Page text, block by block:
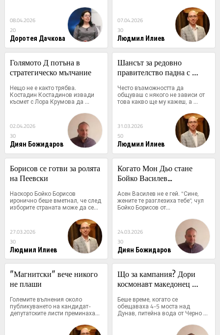
08.04.2026
20
Доротея Дачкова
07.04.2026
30
Людмил Илиев
Голямото Д потъна в
стратегическо мълчание
Нещо не е както трябва.
Костадин Костадинов извади
късмет с Лора Крумова да
02.04.2026
30
Диян Божидаров
Шансът за редовно
правителство падна с
Често възможността да
общуваш с някого не зависи от
това какво ще му кажеш, а
31.03.2026
50
Людмил Илиев
Борисов се готви за ролята
на Пеевски
Наскоро Бойко Борисов
иронично беше вметнал, че след
изборите страната може да се...
27.03.2026
30
Людмил Илиев
Когато Мон Дьо стане
Бойко Василев...
Асен Василев не е гей. "Сине,
жените те разглезиха тебе", чул
Бойко Борисов от...
24.03.2026
30
Диян Божидаров
"Магнитски" вече никого
не плаши
Големите вълнения около
публикуването на кандидат-
депутатските листи преминаха...
Що за кампания? Дори
космонавт македонец
Беше време, когато се
обещаваха 4-5 моста над
Дунав, питейна вода от Черно
море,...